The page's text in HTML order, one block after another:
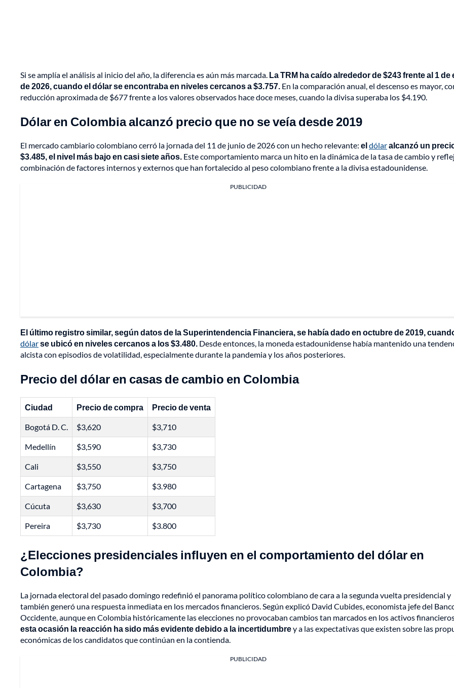
Si se amplía el análisis al inicio del año, la diferencia es aún más marcada. La TRM ha caído alrededor de $243 frente al 1 de
de 2026, cuando el dólar se encontraba en niveles cercanos a $3.757. En la comparación anual, el descenso es mayor,
reducción aproximada de $677 frente a los valores observados hace doce meses, cuando la divisa superaba los $4.190.
Dólar en Colombia alcanzó precio que no se veía desde 2019
El mercado cambiario colombiano cerró la jornada del 11 de junio de 2026 con un hecho relevante: eldólaralcanzó un
$3.485, el nivel más bajo en casi siete años. Este comportamiento marca un hito en la dinámica de la tasa de cambio y
combinación de factores internos y externos que han fortalecido al peso colombiano frente a la divisa estadounidense.
PUBLICIDAD
El último registro similar, según datos de la Superintendencia Financiera, se había dado en octubre de 2019,
dólarse ubicó en niveles cercanos a los $3.480. Desde entonces, la moneda estadounidense había mantenido una
alcista con episodios de volatilidad, especialmente durante la pandemia y los años posteriores.
Precio del dólar en casas de cambio en Colombia
Ciudad Precio de compra Precio de venta
Bogotá D. C. $3,620 $3,710
Medellín $3,590 $3,730
Cali $3,550 $3,750
Cartagena $3,750 $3.980
Cúcuta $3,630 $3,700
Pereira $3,730 $3.800
¿Elecciones presidenciales influyen en el comportamiento del dólar en
Colombia?
La jornada electoral del pasado domingo redefinió el panorama político colombiano de cara a la segunda vuelta presidencial y
también generó una respuesta inmediata en los mercados financieros. Según explicó David Cubides, economista jefe del
Occidente, aunque en Colombia históricamente las elecciones no provocaban cambios tan marcados en los activos
esta ocasión la reacción ha sido más evidente debido a la incertidumbrey a las expectativas que existen sobre las
económicas de los candidatos que continúan en la contienda.
PUBLICIDAD